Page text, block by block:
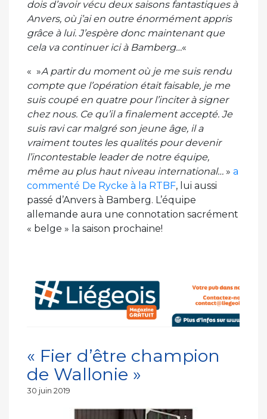
dois d’avoir vécu deux saisons fantastiques à
Anvers, où j’ai en outre énormément appris
grâce à lui. J’espère donc maintenant que
cela va continuer ici à Bamberg…«
« »A partir du moment où je me suis rendu
compte que l’opération était faisable, je me
suis coupé en quatre pour l’inciter à signer
chez nous. Ce qu’il a finalement accepté. Je
suis ravi car malgré son jeune âge, il a
vraiment toutes les qualités pour devenir
l’incontestable leader de notre équipe,
même au plus haut niveau international… » a
commenté De Rycke à la RTBF, lui aussi
passé d’Anvers à Bamberg. L’équipe
allemande aura une connotation sacrément
« belge » la saison prochaine!
« Fier d’être champion
de Wallonie »
Publié
30 juin 2019